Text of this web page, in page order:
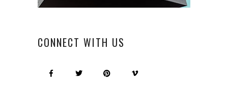
CONNECT WITH US